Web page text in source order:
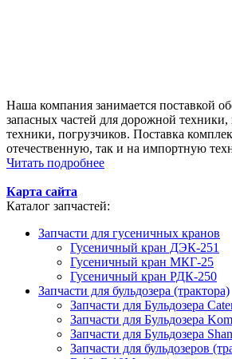
Наша компания занимается поставкой
запасных частей для дорожной техники,
техники, погрузчиков. Поставка
отечественную, так и на импортную
Читать подробнее
Карта сайта
Каталог запчастей:
Запчасти для гусеничных кранов
Гусеничный кран ДЭК-251
Гусеничный кран МКГ-25
Гусеничный кран РДК-250
Запчасти для бульдозера (трактора)
Запчасти для Бульдозера
Запчасти для Бульдозера
Запчасти для Бульдозера
Запчасти для бульдозеров